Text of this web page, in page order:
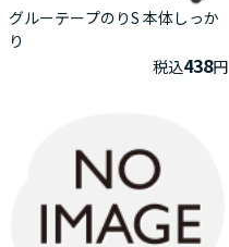
グルーテープのりS 本体しっか
り
税込438円